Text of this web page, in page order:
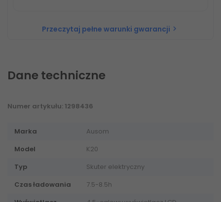
Przeczytaj pełne warunki gwarancji chevron_right
Dane techniczne
Numer artykułu: 1298436
Marka
Ausom
Model
K20
Typ
Skuter elektryczny
Czas ładowania
7.5-8.5h